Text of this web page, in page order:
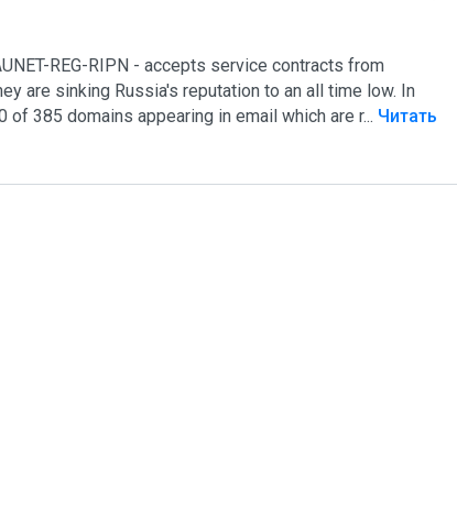
REG-RIPN - accepts service contracts from
are sinking Russia's reputation to an all time low. In
of 385 domains appearing in email which are r... Читать